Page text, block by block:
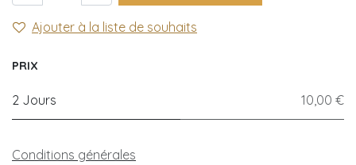
Ajouter à la liste de souhaits
PRIX
2 Jours 10,00 €
Conditions générales